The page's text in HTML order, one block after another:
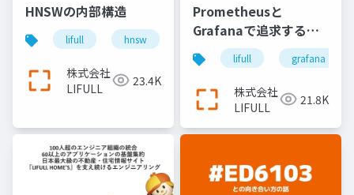
HNSWの内部構造
lifull hnsw search
株式会社
LIFULL
23.4K
Prometheusと
Grafanaで追求する、
より良いアプリケーシ
ョンの可観測性
lifull grafana
株式会社
LIFULL
21.8K